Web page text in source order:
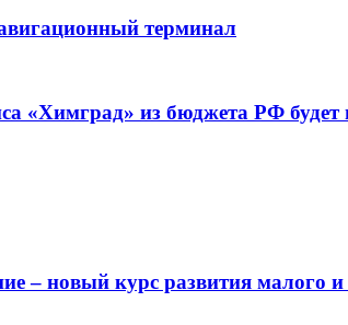
терминал
«Химград» из бюджета РФ будет
– новый курс развития малого и